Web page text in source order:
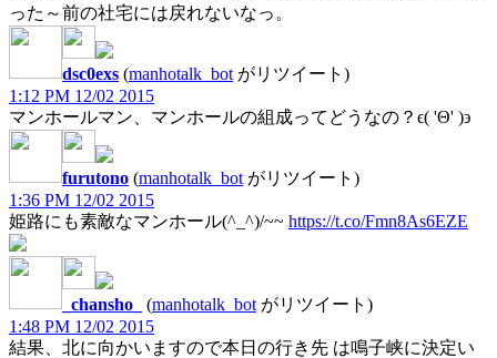
った～前の社宅には戻れないなっ。
dsc0exs (manhotalk_bot がリツイート)
1:12 PM 12/02 2015
マンホールマン、マンホールの組成ってどうなの？ϵ( 'Θ' )϶
furutono (manhotalk_bot がリツイート)
1:36 PM 12/02 2015
姫路にも素敵なマンホール(^_^)/~~ https://t.co/Fmn8As6EZE
_chansho_ (manhotalk_bot がリツイート)
1:48 PM 12/02 2015
結果、北に向かいますので本日の行き先 は鳴子峡に決定い